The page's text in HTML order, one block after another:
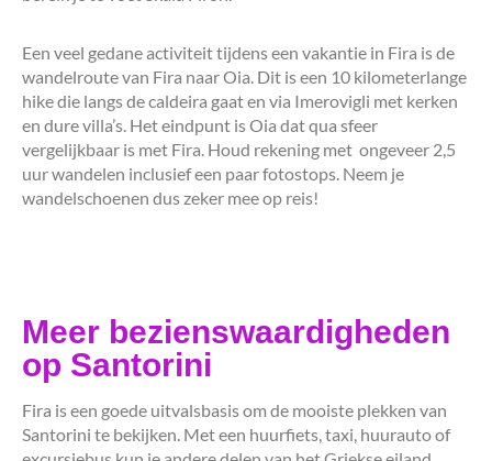
Een veel gedane activiteit tijdens een vakantie in Fira is de
wandelroute van Fira naar Oia. Dit is een 10 kilometerlange
hike die langs de caldeira gaat en via Imerovigli met kerken
en dure villa’s. Het eindpunt is Oia dat qua sfeer
vergelijkbaar is met Fira. Houd rekening met ongeveer 2,5
uur wandelen inclusief een paar fotostops. Neem je
wandelschoenen dus zeker mee op reis!
Meer bezienswaardigheden
op Santorini
Fira is een goede uitvalsbasis om de mooiste plekken van
Santorini te bekijken. Met een huurfiets, taxi, huurauto of